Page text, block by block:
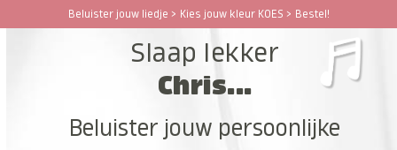
Beluister jouw liedje > Kies jouw kleur KOES > Bestel!
Open
Close
Slaap lekker
Chris...
Beluister jouw persoonlijke